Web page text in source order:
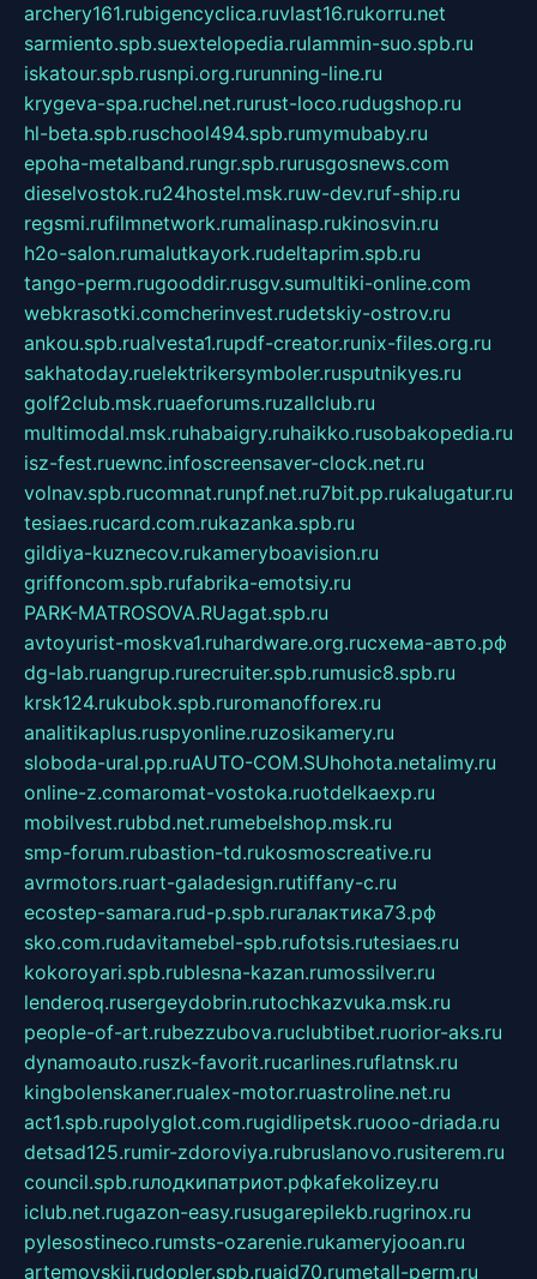
archery161.rubigencyclica.ruvlast16.rukorru.net
sarmiento.spb.suextelopedia.rulammin-suo.spb.ru
iskatour.spb.rusnpi.org.rurunning-line.ru
krygeva-spa.ruchel.net.rurust-loco.rudugshop.ru
hl-beta.spb.ruschool494.spb.rumymubaby.ru
epoha-metalband.rungr.spb.rurusgosnews.com
dieselvostok.ru24hostel.msk.ruw-dev.ruf-ship.ru
regsmi.rufilmnetwork.rumalinasp.rukinosvin.ru
h2o-salon.rumalutkayork.rudeltaprim.spb.ru
tango-perm.rugooddir.rusgv.sumultiki-online.com
webkrasotki.comcherinvest.rudetskiy-ostrov.ru
ankou.spb.rualvesta1.rupdf-creator.runix-files.org.ru
sakhatoday.ruelektrikersymboler.rusputnikyes.ru
golf2club.msk.ruaeforums.ruzallclub.ru
multimodal.msk.ruhabaigry.ruhaikko.rusobakopedia.ru
isz-fest.ruewnc.infoscreensaver-clock.net.ru
volnav.spb.rucomnat.runpf.net.ru7bit.pp.rukalugatur.ru
tesiaes.rucard.com.rukazanka.spb.ru
gildiya-kuznecov.rukameryboavision.ru
griffoncom.spb.rufabrika-emotsiy.ru
PARK-MATROSOVA.RUagat.spb.ru
avtoyurist-moskva1.ruhardware.org.ruсхема-авто.рф
dg-lab.ruangrup.rurecruiter.spb.rumusic8.spb.ru
krsk124.rukubok.spb.ruromanofforex.ru
analitikaplus.ruspyonline.ruzosikamery.ru
sloboda-ural.pp.ruAUTO-COM.SUhohota.netalimy.ru
online-z.comaromat-vostoka.ruotdelkaexp.ru
mobilvest.rubbd.net.rumebelshop.msk.ru
smp-forum.rubastion-td.rukosmoscreative.ru
avrmotors.ruart-galadesign.rutiffany-c.ru
ecostep-samara.rud-p.spb.ruгалактика73.рф
sko.com.rudavitamebel-spb.rufotsis.rutesiaes.ru
kokoroyari.spb.rublesna-kazan.rumossilver.ru
lenderoq.rusergeydobrin.rutochkazvuka.msk.ru
people-of-art.rubezzubova.ruclubtibet.ruorior-aks.ru
dynamoauto.ruszk-favorit.rucarlines.ruflatnsk.ru
kingbolenskaner.rualex-motor.ruastroline.net.ru
act1.spb.rupolyglot.com.rugidlipetsk.ruooo-driada.ru
detsad125.rumir-zdoroviya.rubruslanovo.rusiterem.ru
council.spb.ruлодкипатриот.рфkafekolizey.ru
iclub.net.rugazon-easy.rusugarepilekb.rugrinox.ru
pylesostineco.rumsts-ozarenie.rukameryjooan.ru
artemovskij.rudopler.spb.ruaid70.rumetall-perm.ru